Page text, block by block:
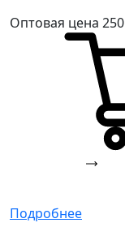
Оптовая цена 250
Подробнее